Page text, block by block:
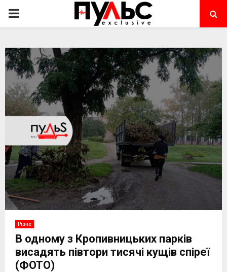
PRIMARY
Різне
В одному з Кропивницьких парків
висадять півтори тисячі кущів спіреї
(ФОТО)